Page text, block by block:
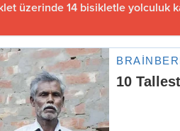
üzerinde 14 bisikletle yolculuk